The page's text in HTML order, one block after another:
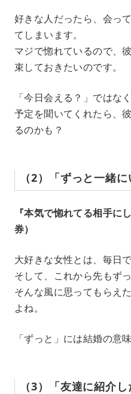
好きな人だったら、会っ
てしまいます。
マジで惚れているので、
束しておきたいのです。
「今日会える？」ではな
予定を聞いてくれたら、
るのかも？
（2）「ずっと一緒に
『本気で惚れてる相手に
券）
大好きな女性とは、毎日
そして、これから先もず
そんな風に思ってもらえ
よね。
「ずっと」には結婚の意
（3）「友達に紹介し